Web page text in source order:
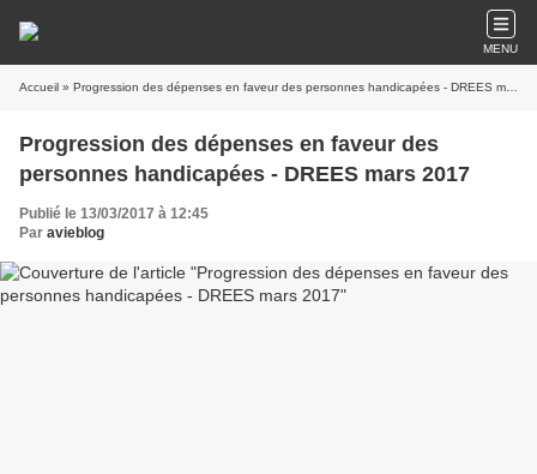
MENU
Accueil » Progression des dépenses en faveur des personnes handicapées - DREES mars 2017
Progression des dépenses en faveur des
personnes handicapées - DREES mars 2017
Publié le 13/03/2017 à 12:45
Par avieblog